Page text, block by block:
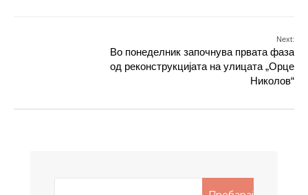
Next:
Во понеделник започнува првата фаза
од реконструкцијата на улицата „Орце
Николов“